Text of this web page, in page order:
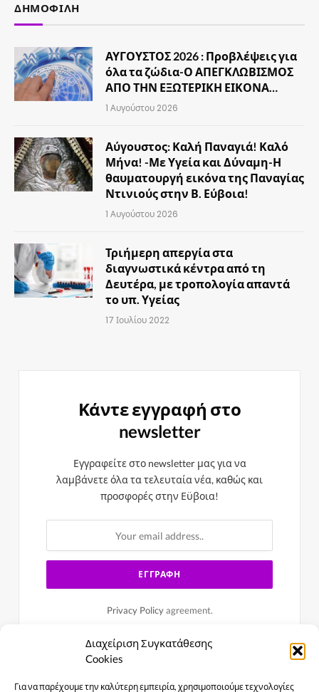
Διαχείριση Συγκατάθεσης
Cookies
Για να παρέχουμε την καλύτερη εμπειρία, χρησιμοποιούμε τεχνολογίες
ΔΗΜΟΦΙΛΉ
ΑΥΓΟΥΣΤΟΣ 2026 : Προβλέψεις για
όλα τα ζώδια-Ο ΑΠΕΓΚΛΩΒΙΣΜΟΣ
ΑΠΟ ΤΗΝ ΕΞΩΤΕΡΙΚΗ ΕΙΚΟΝΑ…
1 Αυγούστου 2026
Αύγουστος: Καλή Παναγιά! Καλό
Μήνα! -Με Υγεία και Δύναμη-Η
θαυματουργή εικόνα της Παναγίας
Ντινιούς στην Β. Εύβοια!
1 Αυγούστου 2026
Τριήμερη απεργία στα
διαγνωστικά κέντρα από τη
Δευτέρα, με τροπολογία απαντά
το υπ. Υγείας
17 Ιουλίου 2022
Κάντε εγγραφή στο
newsletter
Εγγραφείτε στο newsletter μας για να
λαμβάνετε όλα τα τελευταία νέα, καθώς και
προσφορές στην Εϋβοια!
Privacy Policyagreement.